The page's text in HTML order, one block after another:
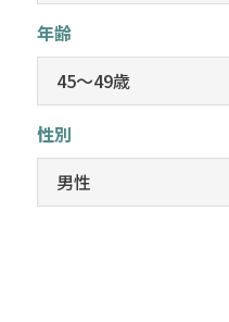
年齢
45～49歳
性別
男性